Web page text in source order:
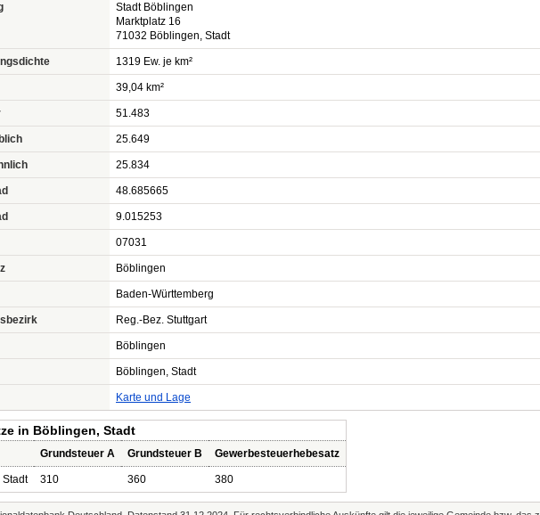
Stadt Böblingen
Marktplatz 16
71032 Böblingen, Stadt
1319 Ew. je km²
39,04 km²
51.483
25.649
25.834
48.685665
9.015253
07031
Böblingen
Baden-Württemberg
Reg.-Bez. Stuttgart
Böblingen
Böblingen, Stadt
Karte und Lage
in Böblingen, Stadt
Grundsteuer A Grundsteuer B Gewerbesteuerhebesatz
Stadt 310 360 380